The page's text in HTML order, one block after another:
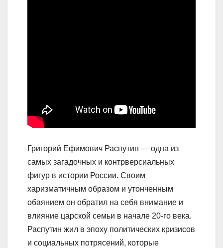
Григорий Ефимович Распутин — одна из
самых загадочных и контрверсиальных
фигур в истории России. Своим
харизматичным образом и утонченным
обаянием он обратил на себя внимание и
влияние царской семьи в начале 20-го века.
Распутин жил в эпоху политических кризисов
и социальных потрясений, которые